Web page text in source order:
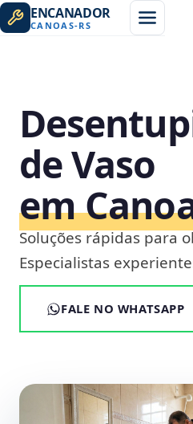
ENCANADOR
CANOAS-RS
de Vaso
em
Soluções rápidas para
Especialistas
FALE NO WHATSAPP